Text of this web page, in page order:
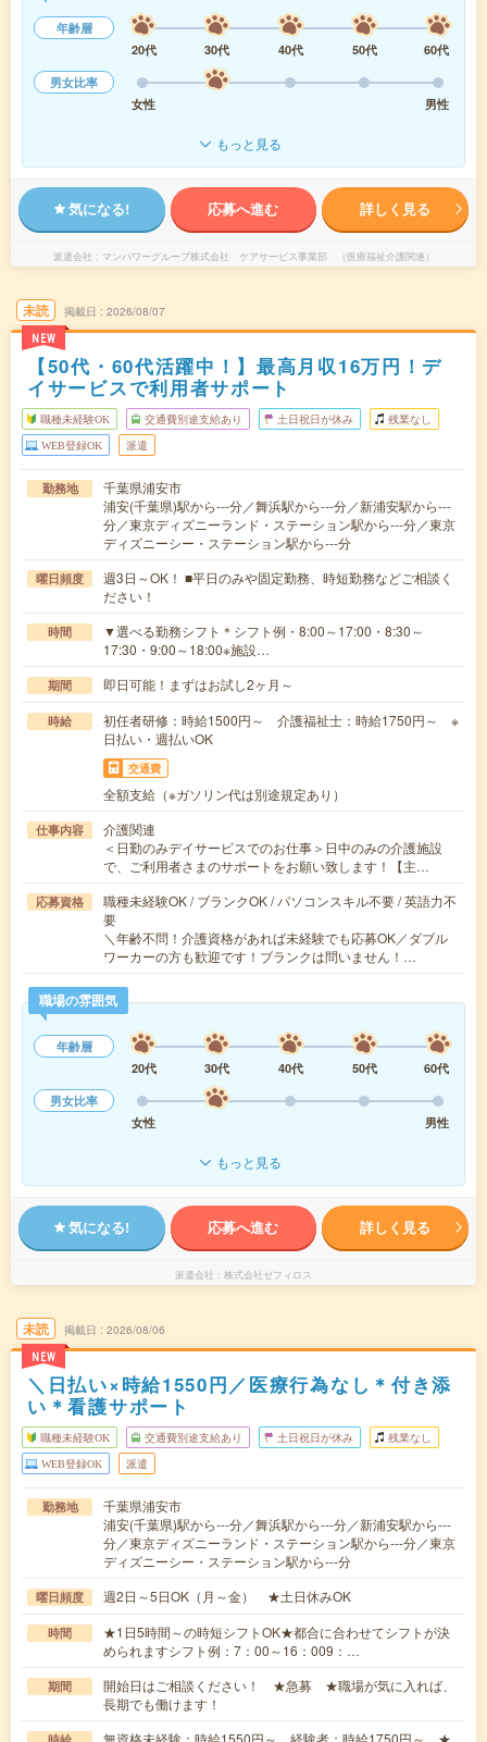
年齢層
20代
30代 40代 50代
60代
男女比率
女性
男性
もっと見る
気になる! 応募へ進む 詳しく見る
派遣会社 マンパワーグループ株式会社 ケアサービス事業部 （医療福祉介護関連）
未読
NEW
掲載日 2026/08/07
【50代・60代活躍中！】最高月収16万円！デ
イサービスで利用者サポート
職種未経験OK 交通費別途支給あり 土日祝日が休み 残業なし
WEB登録OK 派遣
勤務地
千葉県浦安市
浦安(千葉県)駅から---分／舞浜駅から---分／新浦安駅から---
分／東京ディズニーランド・ステーション駅から---分／東京
ディズニーシー・ステーション駅から---分
曜日頻度
週3日～OK！ ■平日のみや固定勤務、時短勤務などご相談く
ださい！
時間
▼選べる勤務シフト＊シフト例・8:00～17:00・8:30～
17:30・9:00～18:00※施設…
期間 即日可能！まずはお試し2ヶ月～
時給
初任者研修：時給1500円～ 介護福祉士：時給1750円～ ※
日払い・週払いOK
交通費
全額支給（※ガソリン代は別途規定あり）
仕事内容
介護関連
＜日勤のみデイサービスでのお仕事＞日中のみの介護施設
で、ご利用者さまのサポートをお願い致します！【主…
応募資格
職種未経験OK / ブランクOK / パソコンスキル不要 / 英語力不
要
＼年齢不問！介護資格があれば未経験でも応募OK／ダブル
ワーカーの方も歓迎です！ブランクは問いません！…
職場の雰囲気
年齢層
20代
30代 40代 50代
60代
男女比率
女性
男性
もっと見る
気になる! 応募へ進む 詳しく見る
派遣会社 株式会社ゼフィロス
未読
NEW
掲載日 2026/08/06
＼日払い×時給1550円／医療行為なし＊付き添
い＊看護サポート
職種未経験OK 交通費別途支給あり 土日祝日が休み 残業なし
WEB登録OK 派遣
勤務地
千葉県浦安市
浦安(千葉県)駅から---分／舞浜駅から---分／新浦安駅から---
分／東京ディズニーランド・ステーション駅から---分／東京
ディズニーシー・ステーション駅から---分
曜日頻度 週2日～5日OK（月～金） ★土日休みOK
時間
★1日5時間～の時短シフトOK★都合に合わせてシフトが決
められますシフト例：7：00～16：009：…
期間
開始日はご相談ください！ ★急募 ★職場が気に入れば、
長期でも働けます！
無資格未経験：時給1550円～ 経験者：時給1750円～ ★